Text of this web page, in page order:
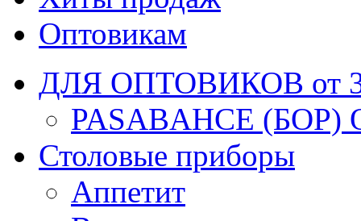
Оптовикам
ДЛЯ ОПТОВИКОВ от
PASABAHCE (БОР)
Столовые приборы
Аппетит